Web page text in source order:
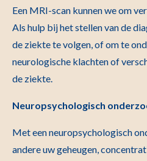
Een MRI-scan kunnen we om
Als hulp bij het stellen van de
de ziekte te volgen, of om te
neurologische klachten of
de ziekte.
Neuropsychologisch
Met een neuropsychologisch
andere uw geheugen,